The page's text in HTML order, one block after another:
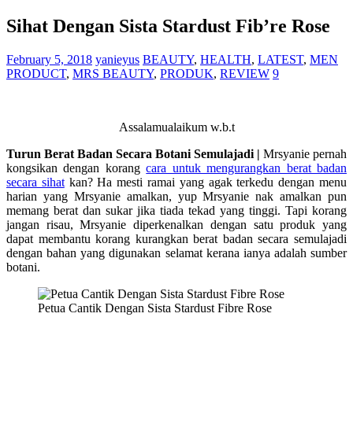
Sihat Dengan Sista Stardust Fib’re Rose
February 5, 2018 yanieyus BEAUTY, HEALTH, LATEST, MEN
PRODUCT, MRS BEAUTY, PRODUK, REVIEW 9
Assalamualaikum w.b.t
Turun Berat Badan Secara Botani Semulajadi | Mrsyanie pernah
kongsikan dengan korangcara untuk mengurangkan berat badan
secara sihatkan? Ha mesti ramai yang agak terkedu dengan menu
harian yang Mrsyanie amalkan, yup Mrsyanie nak amalkan pun
memang berat dan sukar jika tiada tekad yang tinggi. Tapi korang
jangan risau, Mrsyanie diperkenalkan dengan satu produk yang
dapat membantu korang kurangkan berat badan secara semulajadi
dengan bahan yang digunakan selamat kerana ianya adalah sumber
botani.
Petua Cantik Dengan Sista Stardust Fibre Rose